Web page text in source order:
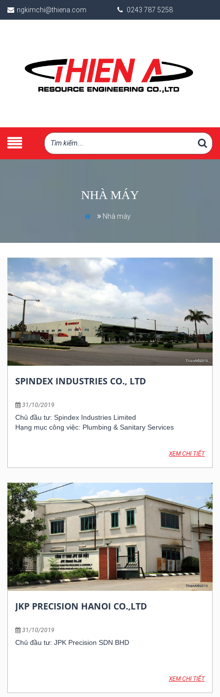
ngkimchi@thiena.com 0243 787 5258
NHÀ MÁY
Nhà máy
SPINDEX INDUSTRIES CO., LTD
31/10/2019
Chủ đầu tư: Spindex Industries Limited
Hạng mục công việc: Plumbing & Sanitary Services
XEM CHI TIẾT
JKP PRECISION HANOI CO.,LTD
31/10/2019
Chủ đầu tư: JPK Precision SDN BHD
XEM CHI TIẾT